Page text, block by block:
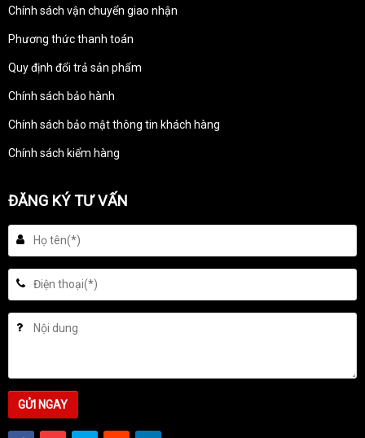
Chính sách vận chuyển giao nhận
Phương thức thanh toán
Quy định đổi trả sản phẩm
Chính sách bảo hành
Chính sách bảo mật thông tin khách hàng
Chính sách kiểm hàng
ĐĂNG KÝ TƯ VẤN